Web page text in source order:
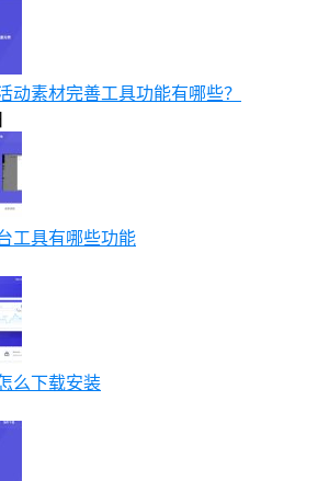
动素材完善工具功能有哪些？
工具有哪些功能
么下载安装